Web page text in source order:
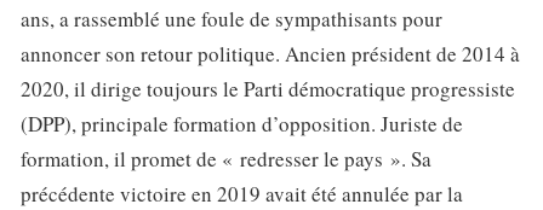
ans, a rassemblé une foule de sympathisants pour
annoncer son retour politique. Ancien président de 2014 à
2020, il dirige toujours le Parti démocratique progressiste
(DPP), principale formation d’opposition. Juriste de
formation, il promet de « redresser le pays ». Sa
précédente victoire en 2019 avait été annulée par la